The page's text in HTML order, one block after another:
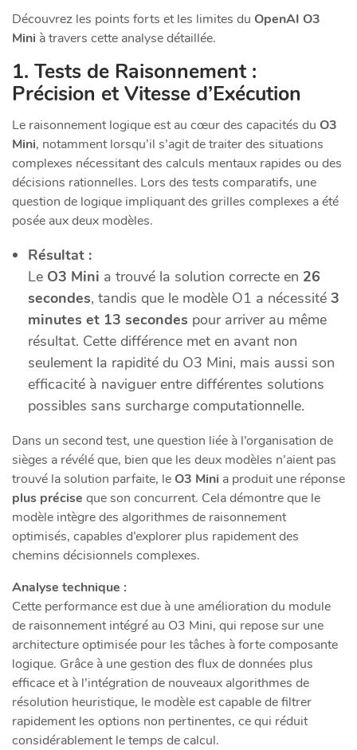
Découvrez les points forts et les limites du OpenAI O3
Mini à travers cette analyse détaillée.
1. Tests de Raisonnement :
Précision et Vitesse d’Exécution
Le raisonnement logique est au cœur des capacités du O3
Mini, notamment lorsqu’il s’agit de traiter des situations
complexes nécessitant des calculs mentaux rapides ou des
décisions rationnelles. Lors des tests comparatifs, une
question de logique impliquant des grilles complexes a été
posée aux deux modèles.
Résultat :
Le O3 Mini a trouvé la solution correcte en 26
secondes, tandis que le modèle O1 a nécessité 3
minutes et 13 secondes pour arriver au même
résultat. Cette différence met en avant non
seulement la rapidité du O3 Mini, mais aussi son
efficacité à naviguer entre différentes solutions
possibles sans surcharge computationnelle.
Dans un second test, une question liée à l’organisation de
sièges a révélé que, bien que les deux modèles n’aient pas
trouvé la solution parfaite, le O3 Mini a produit une réponse
plus précise que son concurrent. Cela démontre que le
modèle intègre des algorithmes de raisonnement
optimisés, capables d’explorer plus rapidement des
chemins décisionnels complexes.
Analyse technique :
Cette performance est due à une amélioration du module
de raisonnement intégré au O3 Mini, qui repose sur une
architecture optimisée pour les tâches à forte composante
logique. Grâce à une gestion des flux de données plus
efficace et à l’intégration de nouveaux algorithmes de
résolution heuristique, le modèle est capable de filtrer
rapidement les options non pertinentes, ce qui réduit
considérablement le temps de calcul.